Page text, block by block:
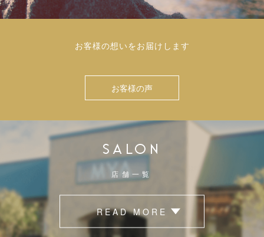
お客様の想いをお届けします
お客様の声
SALON
店舗一覧
READ MORE